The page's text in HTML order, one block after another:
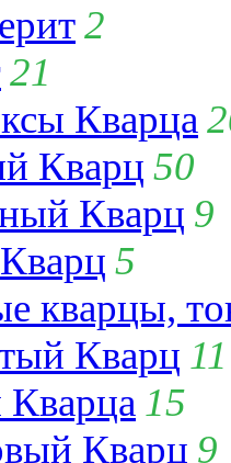
2
21
Кварца
Кварц 50
Кварц 9
5
кварцы,
Кварц 11
15
Кварц 9